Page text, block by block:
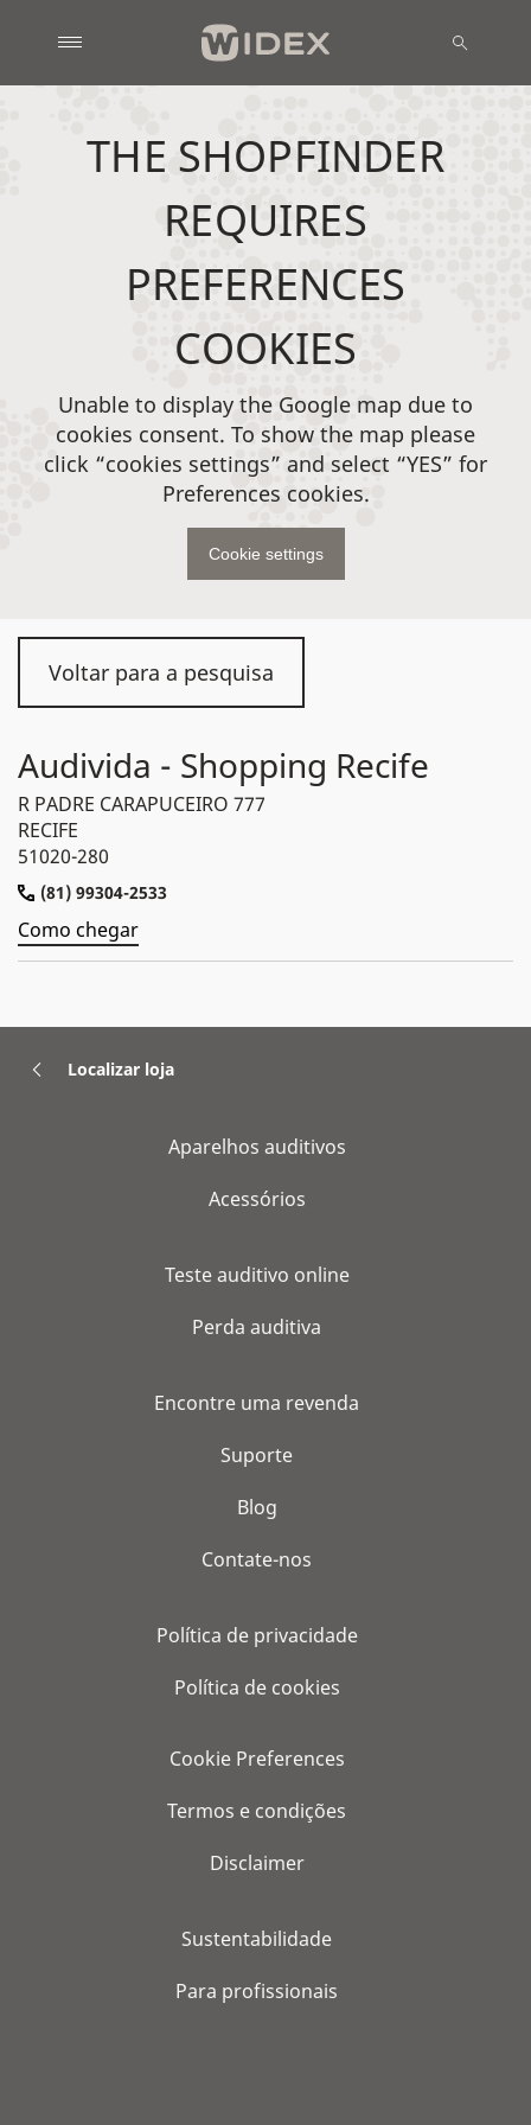
Voltar para a pesquisa
Audivida - Shopping Recife
R PADRE CARAPUCEIRO 777
RECIFE
51020-280
(81) 99304-2533
Como chegar
THE SHOPFINDER
REQUIRES
PREFERENCES
COOKIES
Unable to display the Google map due to
cookies consent. To show the map please
click “cookies settings” and select “YES” for
Preferences cookies.
Cookie settings
Localizar loja
Aparelhos auditivos
Acessórios
Teste auditivo online
Perda auditiva
Encontre uma revenda
Suporte
Blog
Contate-nos
Política de privacidade
Política de cookies
Cookie Preferences
Termos e condições
Disclaimer
Sustentabilidade
Para profissionais